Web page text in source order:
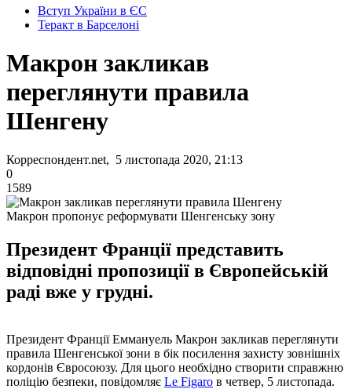
Вступ України в ЄС
Теракт в Барселоні
Макрон закликав
переглянути правила
Шенгену
Корреспондент.net, 5 листопада 2020, 21:13
0
1589
Макрон пропонує реформувати Шенгенську зону
Президент Франції представить
відповідні пропозиції в Європейській
раді вже у грудні.
Президент Франції Еммануель Макрон закликав переглянути
правила Шенгенської зони в бік посилення захисту зовнішніх
кордонів Євросоюзу. Для цього необхідно створити справжню
поліцію безпеки, повідомляє Le Figaro в четвер, 5 листопада.